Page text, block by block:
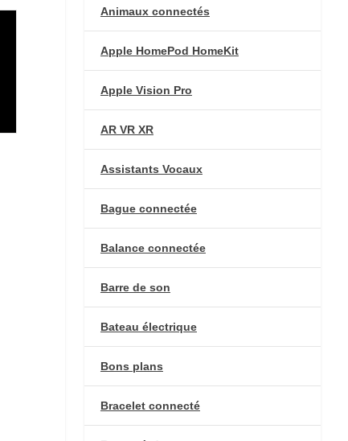
Animaux connectés
Apple HomePod HomeKit
Apple Vision Pro
AR VR XR
Assistants Vocaux
Bague connectée
Balance connectée
Barre de son
Bateau électrique
Bons plans
Bracelet connecté